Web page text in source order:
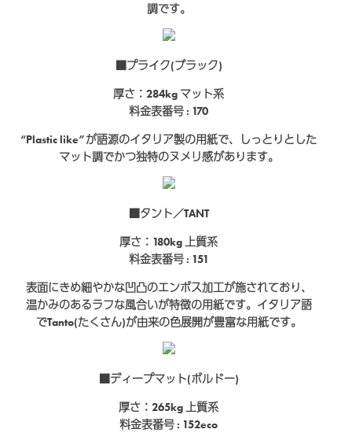
調です。
■プライク(ブラック)
厚さ：284kg マット系
料金表番号 : 170
“Plastic like”が語源のイタリア製の用紙で、しっとりとした
マット調でかつ独特のヌメリ感があります。
■タント／TANT
厚さ：180kg 上質系
料金表番号 : 151
表面にきめ細やかな凹凸のエンボス加工が施されており、
温かみのあるラフな風合いが特徴の用紙です。イタリア語
でTanto(たくさん)が由来の色展開が豊富な用紙です。
■ディープマット(ボルドー)
厚さ：265kg 上質系
料金表番号 : 152eco